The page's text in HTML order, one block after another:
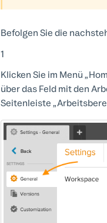
Befolgen Sie die
1
Klicken Sie im Menü
über das Feld mit den
Seitenleiste